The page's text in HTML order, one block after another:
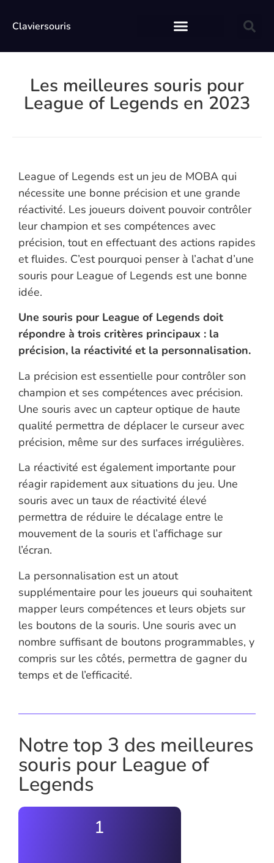
Claviersouris
Les meilleures souris pour
League of Legends en 2023
League of Legends est un jeu de MOBA qui
nécessite une bonne précision et une grande
réactivité. Les joueurs doivent pouvoir contrôler
leur champion et ses compétences avec
précision, tout en effectuant des actions rapides
et fluides. C’est pourquoi penser à l’achat d’une
souris pour League of Legends est une bonne
idée.
Une souris pour League of Legends doit
répondre à trois critères principaux : la
précision, la réactivité et la personnalisation.
La précision est essentielle pour contrôler son
champion et ses compétences avec précision.
Une souris avec un capteur optique de haute
qualité permettra de déplacer le curseur avec
précision, même sur des surfaces irrégulières.
La réactivité est également importante pour
réagir rapidement aux situations du jeu. Une
souris avec un taux de réactivité élevé
permettra de réduire le décalage entre le
mouvement de la souris et l’affichage sur
l’écran.
La personnalisation est un atout
supplémentaire pour les joueurs qui souhaitent
mapper leurs compétences et leurs objets sur
les boutons de la souris. Une souris avec un
nombre suffisant de boutons programmables, y
compris sur les côtés, permettra de gagner du
temps et de l’efficacité.
Notre top 3 des meilleures
souris pour League of
Legends
1